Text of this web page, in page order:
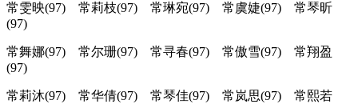
常雯映(97) 常莉枝(97) 常琳宛(97) 常虞婕(97) 常琴昕
(97)
常舞娜(97) 常尔珊(97) 常寻春(97) 常傲雪(97) 常翔盈
(97)
常莉沐(97) 常华倩(97) 常琴佳(97) 常岚思(97) 常熙若